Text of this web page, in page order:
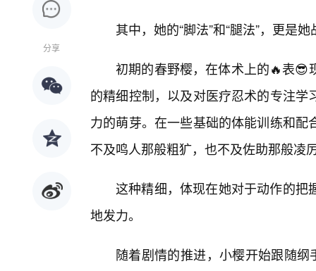
分享
其中，她的“脚法”和“腿法”，更是
初期的春野樱，在体术上的🔥表😎
的精细控制，以及对医疗忍术的专注
力的萌芽。在一些基础的体能训练和
不及鸣人那般粗犷，也不及佐助那般凌
这种精细，体现在她对于动作的把
地发力。
随着剧情的推进，小樱开始跟随纲